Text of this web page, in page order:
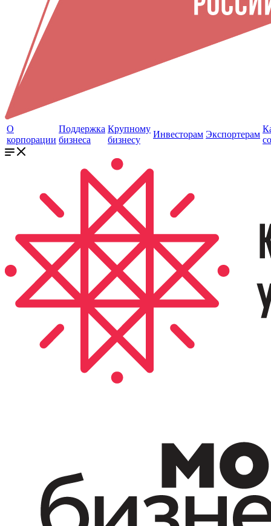
О
корпорации
Поддержка
бизнеса
Крупному
бизнесу
Инвесторам Экспортерам